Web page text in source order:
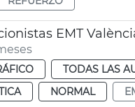
EMT
TODAS LAS
NORMAL